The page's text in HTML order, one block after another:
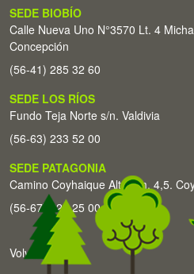
SEDE BIOBÍO
Calle Nueva Uno N°3570 Lt. 4
Concepción
(56-41) 285 32 60
SEDE LOS RÍOS
Fundo Teja Norte s/n. Valdivia
(56-63) 233 52 00
SEDE PATAGONIA
Camino Coyhaique Alto Km. 4,5.
(56-67) 226 25 00
Volver arriba